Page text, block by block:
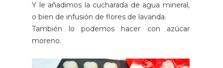
Y le añadimos la cucharada de agua mineral,
o bien de infusión de flores de lavanda.
También lo podemos hacer con azúcar
moreno.